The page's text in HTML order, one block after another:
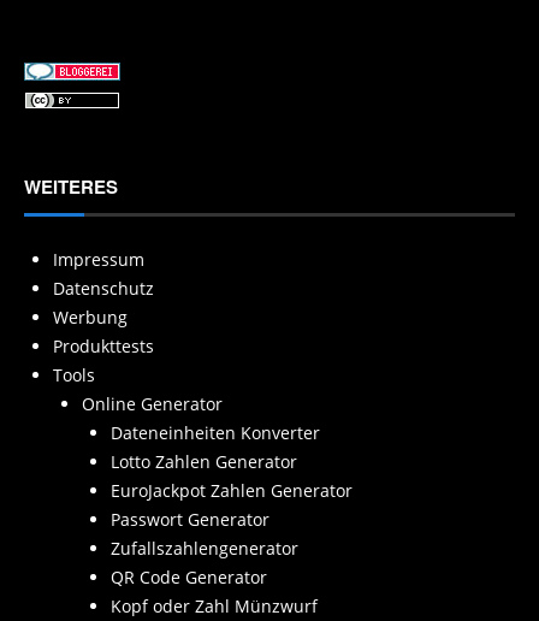
WEITERES
Impressum
Datenschutz
Werbung
Produkttests
Tools
Online Generator
Dateneinheiten Konverter
Lotto Zahlen Generator
EuroJackpot Zahlen Generator
Passwort Generator
Zufallszahlengenerator
QR Code Generator
Kopf oder Zahl Münzwurf